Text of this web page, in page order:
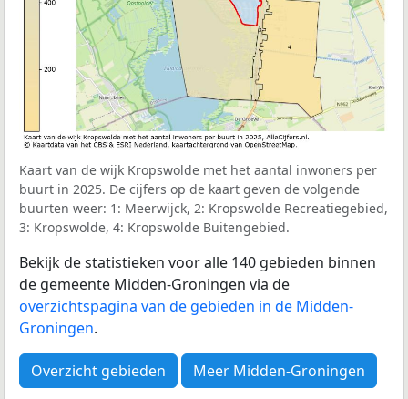
Kaart van de wijk Kropswolde met het aantal inwoners per
buurt in 2025. De cijfers op de kaart geven de volgende
buurten weer: 1: Meerwijck, 2: Kropswolde Recreatiegebied,
3: Kropswolde, 4: Kropswolde Buitengebied.
Bekijk de statistieken voor alle 140 gebieden binnen
de gemeente Midden-Groningen via de
overzichtspagina van de gebieden in de Midden-
Groningen.
Overzicht gebieden Meer Midden-Groningen